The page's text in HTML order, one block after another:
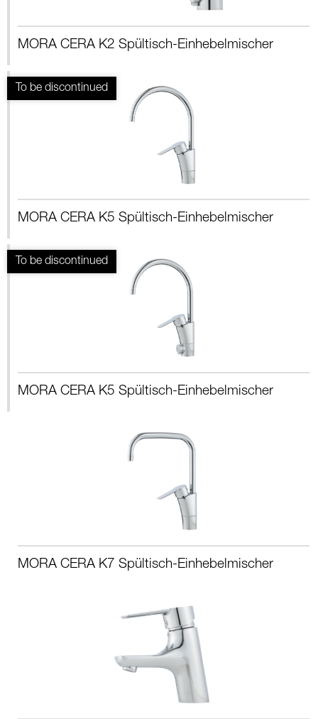
MORA CERA K2 Spültisch-Einhebelmischer
MORA CERA K5 Spültisch-Einhebelmischer
MORA CERA K5 Spültisch-Einhebelmischer
MORA CERA K7 Spültisch-Einhebelmischer